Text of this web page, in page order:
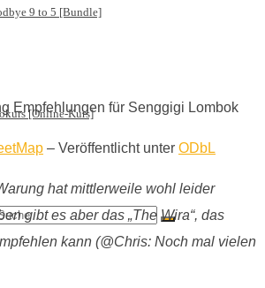
9 to 5 [Bundle]
[Online-Kurs]
Empfehlungen für Senggigi Lombok
– Veröffentlicht unter ODbL
hat mittlerweile wohl leider
gibt es aber das „The Wira“, das
kann (@Chris: Noch mal vielen